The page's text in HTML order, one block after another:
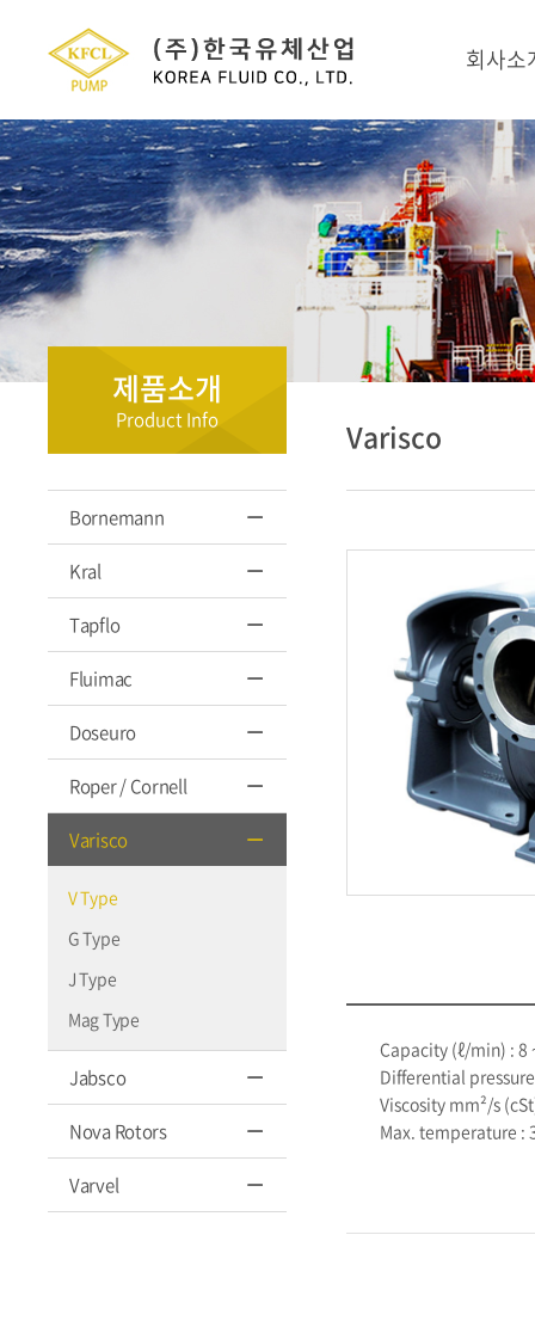
회사소
제품소개
Product Info
Bornemann
Kral
Tapflo
Fluimac
Doseuro
Roper / Cornell
Varisco
V Type
G Type
J Type
Mag Type
Jabsco
Nova Rotors
Varvel
Varisco
Capacity (ℓ/min) : 8
Differential
Viscosity mm²/s
Max. temperature :